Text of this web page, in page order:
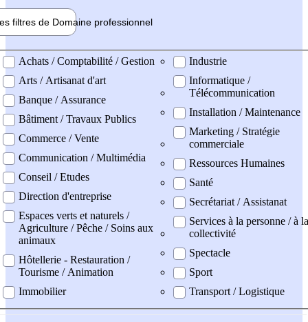
filtres de Domaine professionnel
professionel
Achats / Comptabilité / Gestion
Arts / Artisanat d'art
Banque / Assurance
Bâtiment / Travaux Publics
Commerce / Vente
Communication / Multimédia
Conseil / Etudes
Direction d'entreprise
Espaces verts et naturels /
Agriculture / Pêche / Soins aux
animaux
Hôtellerie - Restauration /
Tourisme / Animation
Immobilier
Industrie
Informatique /
Télécommunication
Installation / Maintenance
Marketing / Stratégie
commerciale
Ressources Humaines
Santé
Secrétariat / Assistanat
Services à la personne / à la
collectivité
Spectacle
Sport
Transport / Logistique